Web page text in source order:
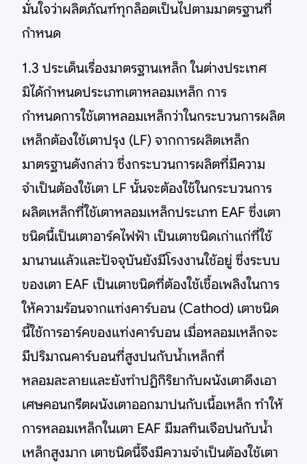
มั่นใจว่าผลิตภัณฑ์ทุกล็อตเป็นไปตามมาตรฐานที่
กำหนด
1.3 ประเด็นเรื่องมาตรฐานเหล็ก ในต่างประเทศ
มิได้กำหนดประเภทเตาหลอมเหล็ก การ
กำหนดการใช้เตาหลอมเหล็กว่าในกระบวนการผลิต
เหล็กต้องใช้เตาปรุง (LF) จากการผลิตเหล็ก
มาตรฐานดังกล่าว ซึ่งกระบวนการผลิตที่มีความ
จำเป็นต้องใช้เตา LF นั้นจะต้องใช้ในกระบวนการ
ผลิตเหล็กที่ใช้เตาหลอมเหล็กประเภท EAF ซึ่งเตา
ชนิดนี้เป็นเตาอาร์คไฟฟ้า เป็นเตาชนิดเก่าแก่ที่ใช้
มานานแล้วและปัจจุบันยังมีโรงงานใช้อยู่ ซึ่งระบบ
ของเตา EAF เป็นเตาชนิดที่ต้องใช้เชื้อเพลิงในการ
ให้ความร้อนจากแท่งคาร์บอน (Cathod) เตาชนิด
นี้ใช้การอาร์คของแท่งคาร์บอน เมื่อหลอมเหล็กจะ
มีปริมาณคาร์บอนที่สูงปนกับน้ำเหล็กที่
หลอมละลายและยังทำปฏิกิริยากับผนังเตาดึงเอา
เศษคอนกรีตผนังเตาออกมาปนกับเนื้อเหล็ก ทำให้
การหลอมเหล็กในเตา EAF มีมลทินเจือปนกับน้ำ
เหล็กสูงมาก เตาชนิดนี้จึงมีความจำเป็นต้องใช้เตา